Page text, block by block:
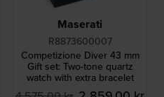
Maserati
R8873600007
Competizione Diver 43 mm
Gift set: Two-tone quartz
watch with extra bracelet